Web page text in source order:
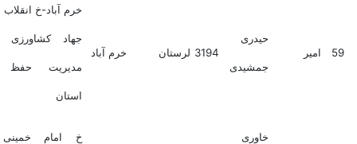
امیر
جمشیدی
لرستان خرم آباد
خرم آباد-خ انقلاب سازمان
جهاد کشاورزی لرستان
مدیریت حفظ نباتات
خ امام خمینی کوچه